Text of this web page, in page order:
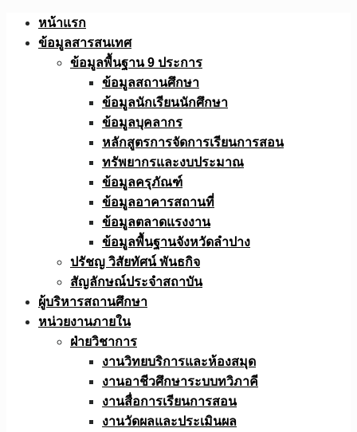
Skip
หน้าแรก
ข้อมูลสารสนเทศ
ข้อมูลพื้นฐาน 9 ประการ
ข้อมูลสถานศึกษา
ข้อมูลนักเรียนนักศึกษา
ข้อมูลบุคลากร
หลักสูตรการจัดการเรียนการสอน
ทรัพยากรและงบประมาณ
ข้อมูลครุภัณฑ์
ข้อมูลอาคารสถานที่
ข้อมูลตลาดแรงงาน
ข้อมูลพื้นฐานจังหวัดลำปาง
ปรัชญ วิสัยทัศน์ พันธกิจ
สัญลักษณ์ประจำสถาบัน
ผู้บริหารสถานศึกษา
หน่วยงานภายใน
ฝ่ายวิชาการ
งานวิทยบริการและห้องสมุด
งานอาชีวศึกษาระบบทวิภาคี
งานสื่อการเรียนการสอน
งานวัดผลและประเมินผล